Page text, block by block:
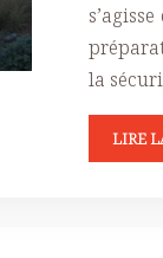
la
LIRE